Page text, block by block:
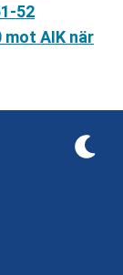
52
mot AIK när